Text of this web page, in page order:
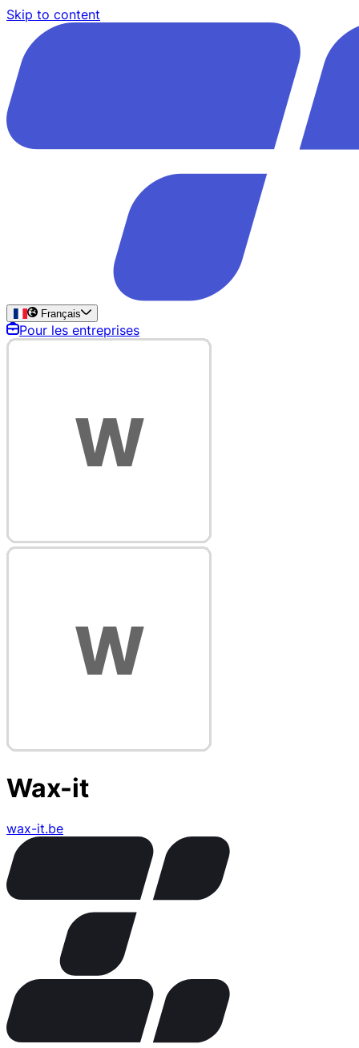
Skip to content
Français
Pour les entreprises
Wax-it
wax-it.be